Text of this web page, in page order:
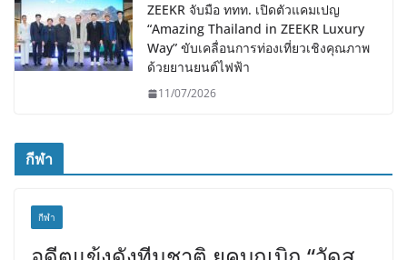
ZEEKR จับมือ ททท. เปิดตัวแคมเปญ
“Amazing Thailand in ZEEKR Luxury
Way” ขับเคลื่อนการท่องเที่ยวเชิงคุณภาพ
ด้วยยานยนต์ไฟฟ้า
11/07/2026
กีฬา
กีฬา